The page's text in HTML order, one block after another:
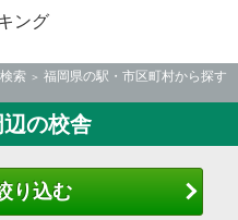
ング
索
福岡県の駅・市区町村から探す
の校舎
り込む